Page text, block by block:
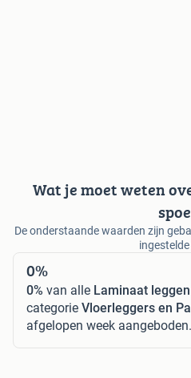
Wat je moet weten
De onderstaande waarden zijn
0%
0% van alle Laminaat
categorie Vloerleggers en
afgelopen week aangeboden.